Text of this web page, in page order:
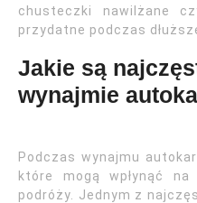
chusteczki nawilżane
przydatne podczas
Jakie są
wynajmie
Podczas wynajmu
które mogą wpłynąć
podróży. Jednym z